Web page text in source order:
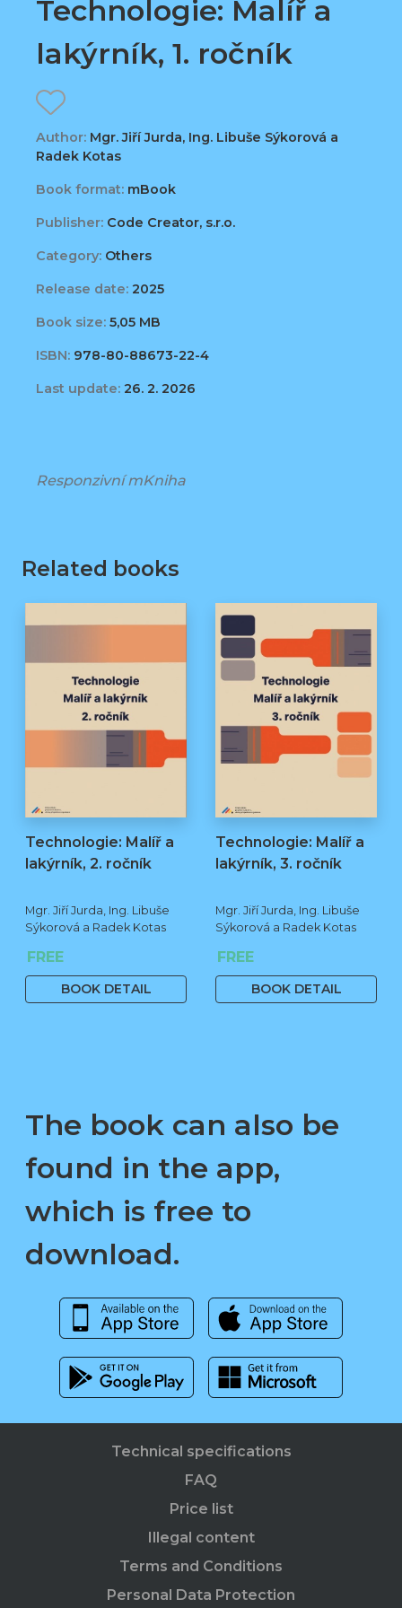
Technologie: Malíř a
lakýrník, 1. ročník
Author: Mgr. Jiří Jurda, Ing. Libuše Sýkorová a
Radek Kotas
Book format: mBook
Publisher: Code Creator, s.r.o.
Category: Others
Release date: 2025
Book size: 5,05 MB
ISBN: 978-80-88673-22-4
Last update: 26. 2. 2026
Responzivní mKniha
Related books
Technologie: Malíř a
lakýrník, 2. ročník
Mgr. Jiří Jurda, Ing. Libuše
Sýkorová a Radek Kotas
FREE
BOOK DETAIL
Technologie: Malíř a
lakýrník, 3. ročník
Mgr. Jiří Jurda, Ing. Libuše
Sýkorová a Radek Kotas
FREE
BOOK DETAIL
The book can also be
found in the app,
which is free to
download.
Technical specifications
FAQ
Price list
Illegal content
Terms and Conditions
Personal Data Protection